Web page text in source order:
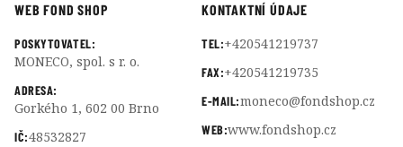
WEB FOND SHOP
POSKYTOVATEL:
MONECO, spol. s r. o.
ADRESA:
Gorkého 1, 602 00 Brno
IČ:48532827
KONTAKTNÍ ÚDAJE
TEL:+420541219737
FAX:+420541219735
E-MAIL:moneco@fondshop.cz
WEB:www.fondshop.cz